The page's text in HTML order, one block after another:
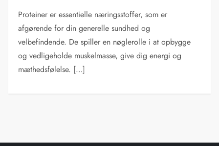
Proteiner er essentielle næringsstoffer, som er
afgørende for din generelle sundhed og
velbefindende. De spiller en nøglerolle i at opbygge
og vedligeholde muskelmasse, give dig energi og
mæthedsfølelse. […]